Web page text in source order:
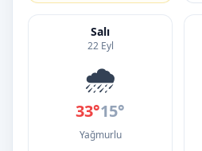
Salı
22 Eyl
🌧️
33°15°
Yağmurlu